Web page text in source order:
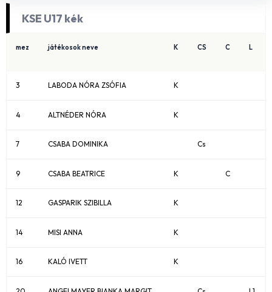
KSE U17 kék
mez játékosok neve K CS C L
3 LABODA NÓRA ZSÓFIA K
4 ALTNÉDER NÓRA K
7 CSABA DOMINIKA Cs
9 CSABA BEATRICE K C
12 GASPARIK SZIBILLA K
14 MISI ANNA K
16 KALÓ IVETT K